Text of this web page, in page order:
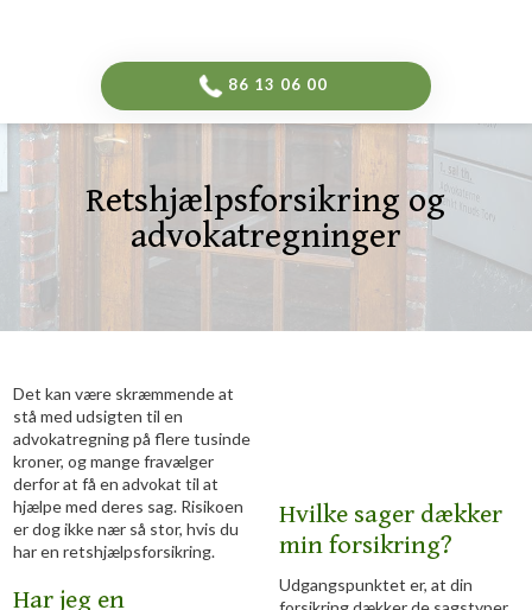
​86 13 06 00​
Retshjælpsforsikring og
advokatregninger​
​Det kan være skræmmende at
stå med udsigten til en
advokatregning på flere tusinde
kroner, og mange fravælger
derfor at få en advokat til at
hjælpe med deres sag. Risikoen
er dog ikke nær så stor, hvis du
har en retshjælpsforsikring.
Har jeg en
​Hvilke sager dækker
min forsikring?
Udgangspunktet er, at din